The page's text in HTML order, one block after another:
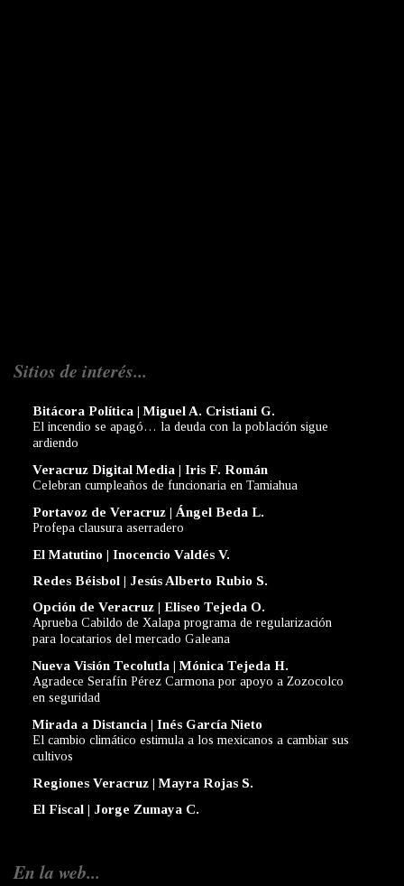
Sitios de interés...
Bitácora Política | Miguel A. Cristiani G.
El incendio se apagó… la deuda con la población sigue
ardiendo
Veracruz Digital Media | Iris F. Román
Celebran cumpleaños de funcionaria en Tamiahua
Portavoz de Veracruz | Ángel Beda L.
Profepa clausura aserradero
El Matutino | Inocencio Valdés V.
Redes Béisbol | Jesús Alberto Rubio S.
Opción de Veracruz | Eliseo Tejeda O.
Aprueba Cabildo de Xalapa programa de regularización
para locatarios del mercado Galeana
Nueva Visión Tecolutla | Mónica Tejeda H.
Agradece Serafín Pérez Carmona por apoyo a Zozocolco
en seguridad
Mirada a Distancia | Inés García Nieto
El cambio climático estimula a los mexicanos a cambiar sus
cultivos
Regiones Veracruz | Mayra Rojas S.
El Fiscal | Jorge Zumaya C.
En la web...